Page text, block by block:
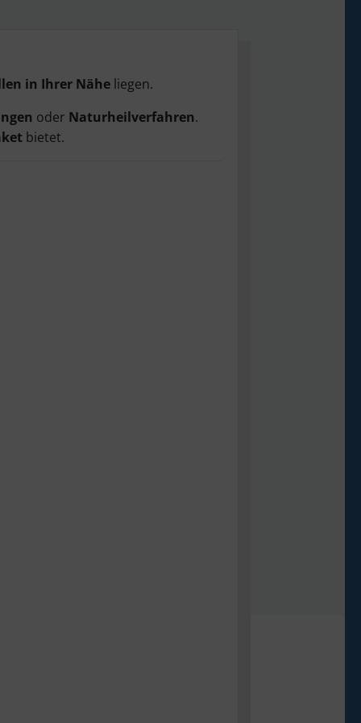
in Ihrer Nähe liegen.
oder Naturheilverfahren.
bietet.